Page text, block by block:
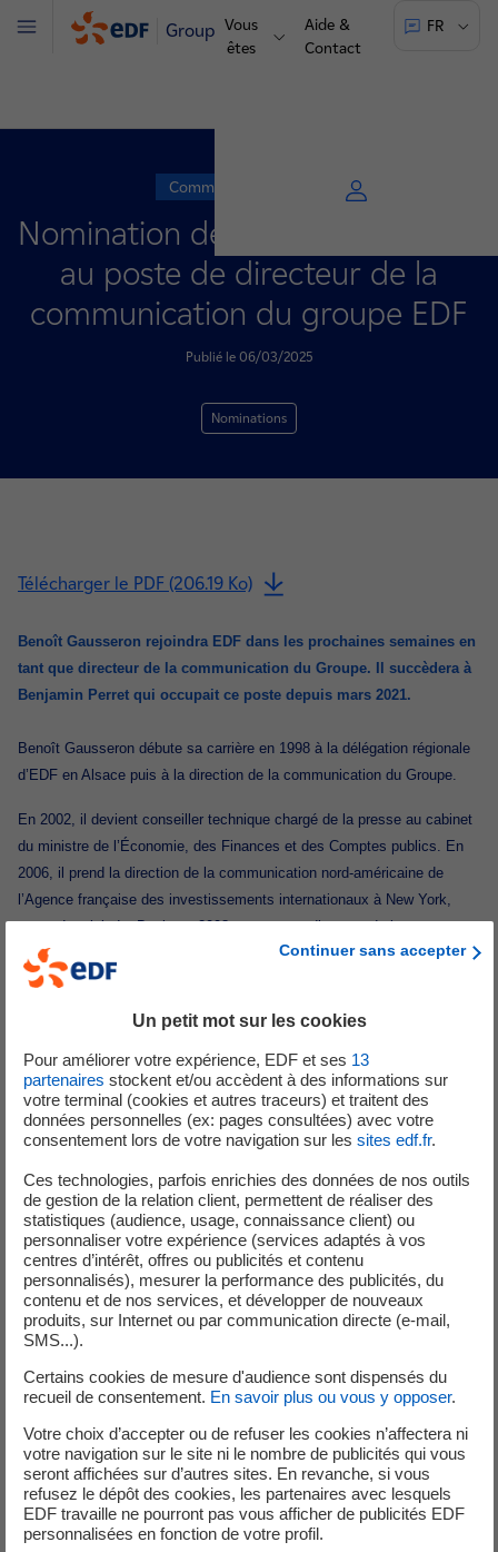
Groupe Vous
êtes
Aide &
Contact
FR
Menu
Communiqué de presse
Nomination de Benoît Gausseron
au poste de directeur de la
communication du groupe EDF
Publié le 06/03/2025
Nominations
Télécharger le PDF (206.19 Ko)
Benoît Gausseron rejoindra EDF dans les prochaines semaines en
tant que directeur de la communication du Groupe. Il succèdera à
Benjamin Perret qui occupait ce poste depuis mars 2021.
Benoît Gausseron débute sa carrière en 1998 à la délégation régionale
d’EDF en Alsace puis à la direction de la communication du Groupe.
En 2002, il devient conseiller technique chargé de la presse au cabinet
du ministre de l’Économie, des Finances et des Comptes publics. En
2006, il prend la direction de la communication nord-américaine de
l’Agence française des investissements internationaux à New York,
avant de rejoindre Dexia en 2008 en tant que directeur de la
communication et de la marque.
BPCE puis de Natixis. En 2021, il est nommé directeur de l’économie
du sport et des Jeux Olympiques et Paralympiques du groupe BPCE.
Depuis 2024, il est directeur marque, communication et RSE de Natixis
Investment Managers.
Benoît Gausseron est diplômé de l’Institut d’études politiques de Paris
et de l’Université Paris IV – Sorbonne.
CV détaillé et photo disponibles sur demande.
Luc Rémont, Président-Directeur Général d’EDF, a déclaré :
très heureux d'accueillir, d’ici quelques semaines, Benoît Gausseron en
tant que directeur de la communication du Groupe. Son parcours et ses
compétences dans le domaine de la communication, tant dans le
secteur privé que public, constituent des atouts majeurs pour renforcer
l’impact du Groupe et accompagner la transformation profonde engagée
au travers du projet d’entreprise « Ambitions 2035 ».
Je tiens à remercier chaleureusement Benjamin Perret pour son
engagement et sa contribution essentiels à l’entreprise au cours des
quatre dernières années. Il a, avec ses équipes, œuvré au
rayonnement de la marque EDF, au maintien de la confiance des
Continuer sans accepter
Un petit mot sur les cookies
Pour améliorer votre expérience, EDF et ses 13
partenaires stockent et/ou accèdent à des informations sur
votre terminal (cookies et autres traceurs) et traitent des
données personnelles (ex: pages consultées) avec votre
consentement lors de votre navigation sur les sites edf.fr.
Ces technologies, parfois enrichies des données de nos outils
de gestion de la relation client, permettent de réaliser des
statistiques (audience, usage, connaissance client) ou
personnaliser votre expérience (services adaptés à vos
centres d’intérêt, offres ou publicités et contenu
personnalisés), mesurer la performance des publicités, du
contenu et de nos services, et développer de nouveaux
produits, sur Internet ou par communication directe (e-mail,
SMS...).
Certains cookies de mesure d'audience sont dispensés du
recueil de consentement. En savoir plus ou vous y opposer.
Votre choix d’accepter ou de refuser les cookies n’affectera ni
votre navigation sur le site ni le nombre de publicités qui vous
seront affichées sur d’autres sites. En revanche, si vous
refusez le dépôt des cookies, les partenaires avec lesquels
EDF travaille ne pourront pas vous afficher de publicités EDF
personnalisées en fonction de votre profil.